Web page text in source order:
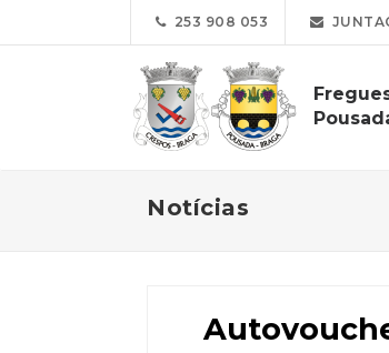
253 908 053
Notícias